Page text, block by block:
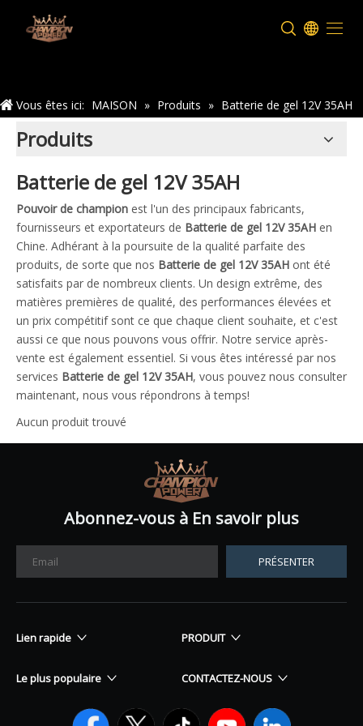
Vous êtes ici: MAISON » Produits » Batterie de gel 12V 35AH
Produits
Batterie de gel 12V 35AH
Pouvoir de champion est l'un des principaux fabricants,
fournisseurs et exportateurs de Batterie de gel 12V 35AH en
Chine. Adhérant à la poursuite de la qualité parfaite des
produits, de sorte que nos Batterie de gel 12V 35AH ont été
satisfaits par de nombreux clients. Un design extrême, des
matières premières de qualité, des performances élevées et
un prix compétitif sont ce que chaque client souhaite, et c'est
aussi ce que nous pouvons vous offrir. Notre service après-
vente est également essentiel. Si vous êtes intéressé par nos
services Batterie de gel 12V 35AH, vous pouvez nous consulter
maintenant, nous vous répondrons à temps!
Aucun produit trouvé
Abonnez-vous à En savoir plus
PRÉSENTER
Lien rapide PRODUIT
Le plus populaire CONTACTEZ-NOUS